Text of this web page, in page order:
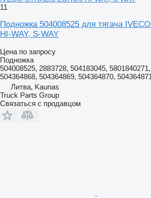
11
Подножка 504008525 для тягача
HI-WAY, S-WAY
Цена по запросу
Подножка
504008525, 2883728, 504183045,
504364868, 504364869, 504364870,
Литва, Kaunas
Truck Parts Group
Связаться с продавцом